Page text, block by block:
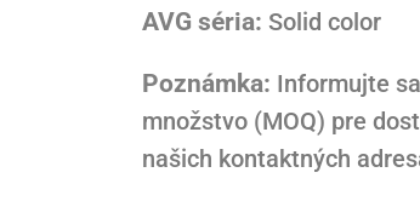
AVG séria: Solid color
Poznámka: Informujte
množstvo (MOQ) pre
našich kontaktných